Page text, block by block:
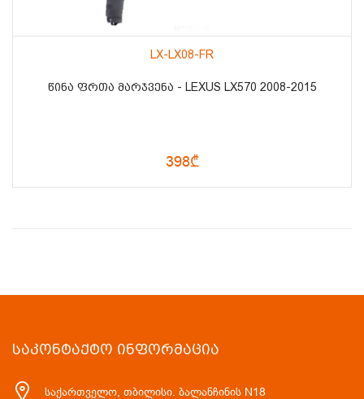
LX-LX08-FR
ᲬᲘᲜᲐ ᲤᲠᲗᲐ ᲛᲐᲠᲯᲕᲔᲜᲐ - LEXUS LX570 2008-2015
398₾
ᲡᲐᲙᲝᲜᲢᲐᲥᲢᲝ ᲘᲜᲤᲝᲠᲛᲐᲪᲘᲐ
საქართველო, თბილისი. ბალანჩინის N18